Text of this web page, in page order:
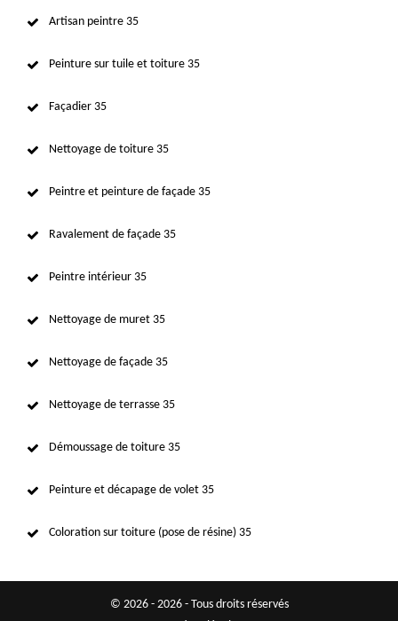
Artisan peintre 35
Peinture sur tuile et toiture 35
Façadier 35
Nettoyage de toiture 35
Peintre et peinture de façade 35
Ravalement de façade 35
Peintre intérieur 35
Nettoyage de muret 35
Nettoyage de façade 35
Nettoyage de terrasse 35
Démoussage de toiture 35
Peinture et décapage de volet 35
Coloration sur toiture (pose de résine) 35
© 2026 - 2026 - Tous droits réservés